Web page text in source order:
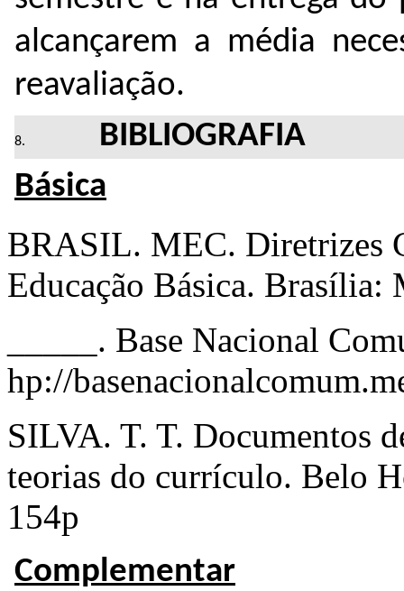
alcançarem a média
reavaliação.
BIBLIOGRAFIA
Básica
BRASIL. MEC. Diretrizes
Educação Básica.
_____. Base Nacional
hp://
SILVA. T. T. Documentos
teorias do currículo. Belo
154p
Complementar